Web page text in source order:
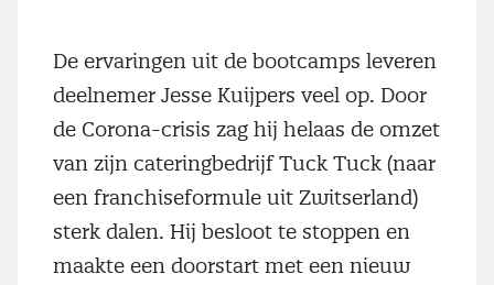
De ervaringen uit de bootcamps leveren
deelnemer Jesse Kuijpers veel op. Door
de Corona-crisis zag hij helaas de omzet
van zijn cateringbedrijf Tuck Tuck (naar
een franchiseformule uit Zwitserland)
sterk dalen. Hij besloot te stoppen en
maakte een doorstart met een nieuw